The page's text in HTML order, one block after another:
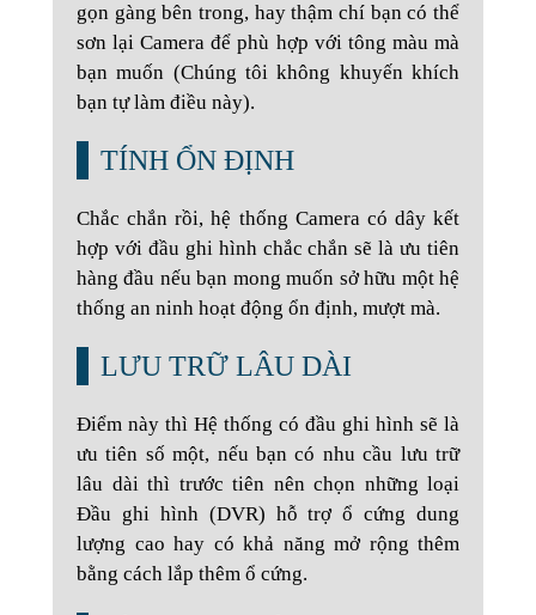
gọn gàng bên trong, hay thậm chí bạn có thể
sơn lại Camera để phù hợp với tông màu mà
bạn muốn (Chúng tôi không khuyến khích
bạn tự làm điều này).
TÍNH ỔN ĐỊNH
Chắc chắn rồi, hệ thống Camera có dây kết
hợp với đầu ghi hình chắc chắn sẽ là ưu tiên
hàng đầu nếu bạn mong muốn sở hữu một hệ
thống an ninh hoạt động ổn định, mượt mà.
LƯU TRỮ LÂU DÀI
Điểm này thì Hệ thống có đầu ghi hình sẽ là
ưu tiên số một, nếu bạn có nhu cầu lưu trữ
lâu dài thì trước tiên nên chọn những loại
Đầu ghi hình (DVR) hỗ trợ ổ cứng dung
lượng cao hay có khả năng mở rộng thêm
bằng cách lắp thêm ổ cứng.